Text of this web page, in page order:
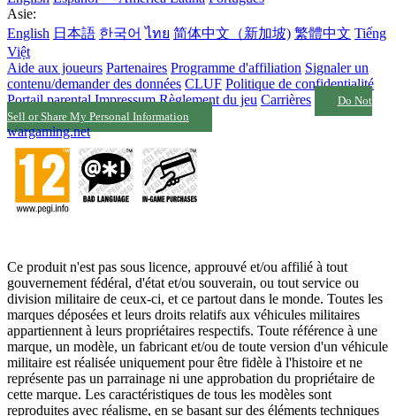
Asie:
English 日本語 한국어 ไทย 简体中文（新加坡) 繁體中文 Tiếng
Việt
Aide aux joueurs Partenaires Programme d'affiliation Signaler un
contenu/demander des données CLUF Politique de confidentialité
Portail parental Impressum Règlement du jeu Carrières
Do Not
Sell or Share My Personal Information
wargaming.net
Ce produit n'est pas sous licence, approuvé et/ou affilié à tout
gouvernement fédéral, d'état et/ou souverain, ou tout service ou
division militaire de ceux-ci, et ce partout dans le monde. Toutes les
marques déposées et leurs droits relatifs aux véhicules militaires
appartiennent à leurs propriétaires respectifs. Toute référence à une
marque, un modèle, un fabricant et/ou de toute version d'un véhicule
militaire est réalisée uniquement pour être fidèle à l'histoire et ne
représente pas un parrainage ni une approbation du propriétaire de
cette marque. Les caractéristiques de tous les modèles sont
reproduites avec réalisme, en se basant sur des éléments techniques